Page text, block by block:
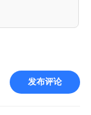
发布评论